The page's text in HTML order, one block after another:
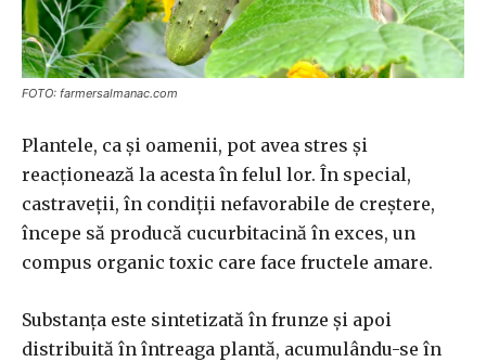
FOTO: farmersalmanac.com
Plantele, ca și oamenii, pot avea stres și
reacționează la acesta în felul lor. În special,
castraveții, în condiții nefavorabile de creștere,
începe să producă cucurbitacină în exces, un
compus organic toxic care face fructele amare.
Substanța este sintetizată în frunze și apoi
distribuită în întreaga plantă, acumulându-se în